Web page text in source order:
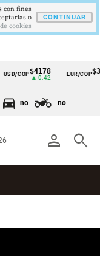
USD/COP$4178
▲ 0.42
EUR/COP
no no
person search
con fines
o
cookies
CONTINUAR